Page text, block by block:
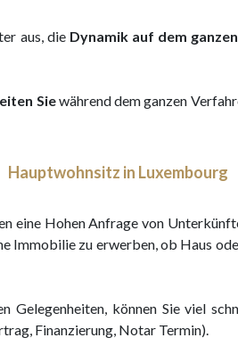
aus, die Dynamik auf dem
Siewährend dem ganzen
Hauptwohnsitz in Luxembourg
eine Hohen Anfrage von
Immobilie zu erwerben, ob Haus
Gelegenheiten, können Sie viel
Finanzierung, Notar Termin).